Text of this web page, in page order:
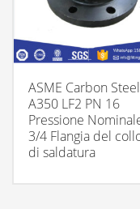
ASME Carbon Steel
A350 LF2 PN 16
Pressione
3/4 Flangia del
di saldatura